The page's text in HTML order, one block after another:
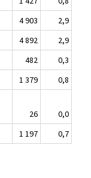
4 903
2,9
4 892
2,9
482
0,3
1 379
0,8
26
0,0
1 197 0,7